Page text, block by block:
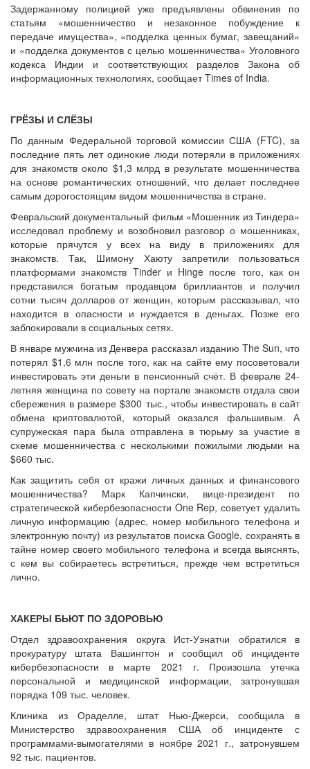
Задержанному полицией уже предъявлены обвинения по
статьям «мошенничество и незаконное побуждение к
передаче имущества», «подделка ценных бумаг, завещаний»
и «подделка документов с целью мошенничества» Уголовного
кодекса Индии и соответствующих разделов Закона об
информационных технологиях, сообщает Times of India.
ГРЁЗЫ И СЛЁЗЫ
По данным Федеральной торговой комиссии США (FTC), за
последние пять лет одинокие люди потеряли в приложениях
для знакомств около $1,3 млрд в результате мошенничества
на основе романтических отношений, что делает последнее
самым дорогостоящим видом мошенничества в стране.
Февральский документальный фильм «Мошенник из Тиндера»
исследовал проблему и возобновил разговор о мошенниках,
которые прячутся у всех на виду в приложениях для
знакомств. Так, Шимону Хаюту запретили пользоваться
платформами знакомств Tinder и Hinge после того, как он
представился богатым продавцом бриллиантов и получил
сотни тысяч долларов от женщин, которым рассказывал, что
находится в опасности и нуждается в деньгах. Позже его
заблокировали в социальных сетях.
В январе мужчина из Денвера рассказал изданию The Sun, что
потерял $1,6 млн после того, как на сайте ему посоветовали
инвестировать эти деньги в пенсионный счёт. В феврале 24-
летняя женщина по совету на портале знакомств отдала свои
сбережения в размере $300 тыс., чтобы инвестировать в сайт
обмена криптовалютой, который оказался фальшивым. А
супружеская пара была отправлена в тюрьму за участие в
схеме мошенничества с несколькими пожилыми людьми на
$660 тыс.
Как защитить себя от кражи личных данных и финансового
мошенничества? Марк Капчински, вице-президент по
стратегической кибербезопасности One Rep, советует удалить
личную информацию (адрес, номер мобильного телефона и
электронную почту) из результатов поиска Google, сохранять в
тайне номер своего мобильного телефона и всегда выяснять,
с кем вы собираетесь встретиться, прежде чем встретиться
лично.
ХАКЕРЫ БЬЮТ ПО ЗДОРОВЬЮ
Отдел здравоохранения округа Ист-Уэнатчи обратился в
прокуратуру штата Вашингтон и сообщил об инциденте
кибербезопасности в марте 2021 г. Произошла утечка
персональной и медицинской информации, затронувшая
порядка 109 тыс. человек.
Клиника из Ораделле, штат Нью-Джерси, сообщила в
Министерство здравоохранения США об инциденте с
программами-вымогателями в ноябре 2021 г., затронувшем
92 тыс. пациентов.